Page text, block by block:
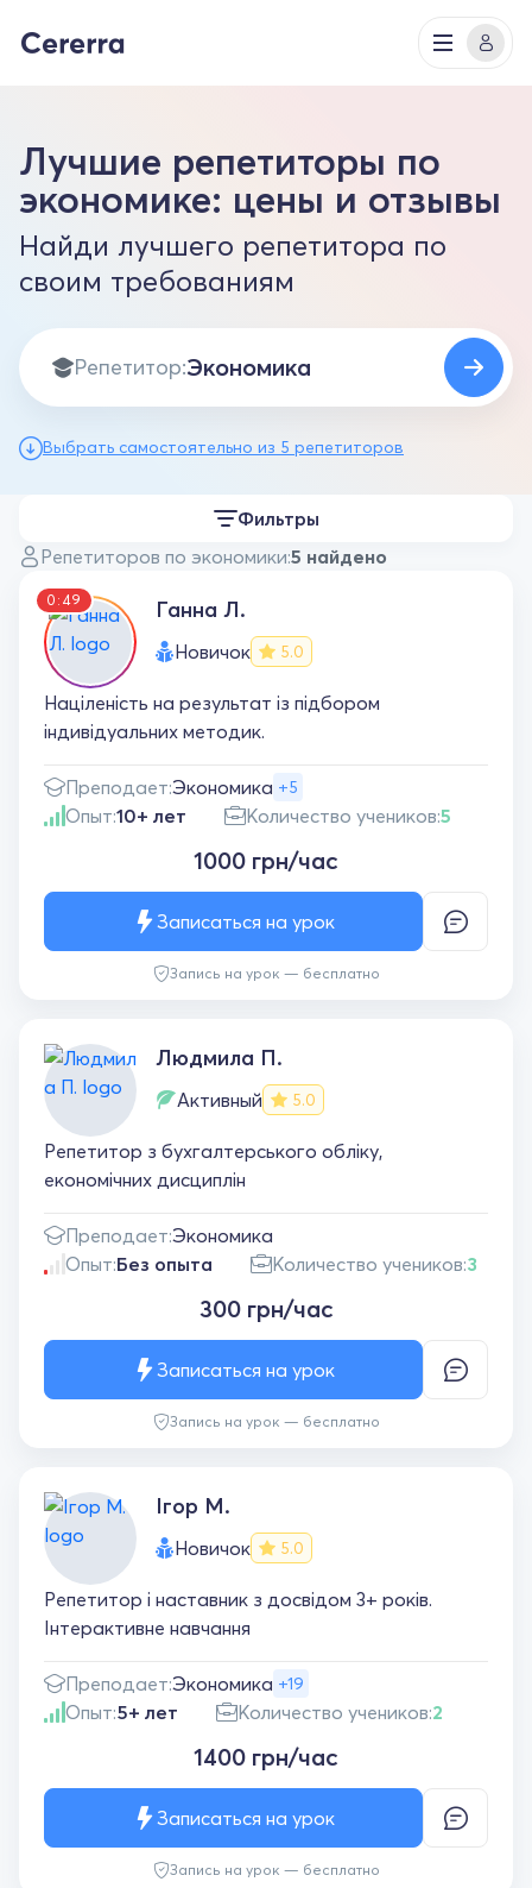
Лучшие репетиторы по
экономике: цены и отзывы
Найди лучшего репетитора по
своим требованиям
Репетитор:
Выбрать самостоятельно из 5 репетиторов
Репетиторов по экономики:5 найдено
Фильтры
0:49 Ганна Л.
Новичок 5.0
Націленість на результат із підбором
індивідуальних методик.
Преподает:Экономика +5
Опыт:10+ лет Количество учеников:5
1000 грн/час
Запись на урок — бесплатно
Записаться на урок
Людмила П.
Активный 5.0
Репетитор з бухгалтерського обліку,
економічних дисциплін
Преподает:Экономика
Опыт:Без опыта Количество учеников:3
300 грн/час
Запись на урок — бесплатно
Записаться на урок
Ігор М.
Новичок 5.0
Репетитор і наставник з досвідом 3+ років.
Інтерактивне навчання
Преподает:Экономика +19
Опыт:5+ лет Количество учеников:2
1400 грн/час
Запись на урок — бесплатно
Записаться на урок